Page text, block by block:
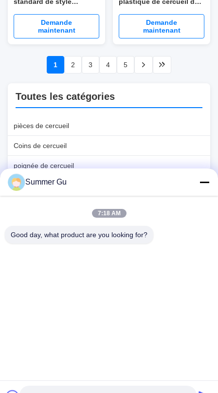
en plastique de cercueil
pour la section de
cercueil
Demande
maintenant
surface funèbre de
cercueil décorent
Demande
maintenant
1 2 3 4 5
Toutes les catégories
pièces de cercueil
Coins de cercueil
poignée de cercueil
Poignées en plastique de cercueil
Summer Gu
7:18 AM
Good day, what product are you looking for?